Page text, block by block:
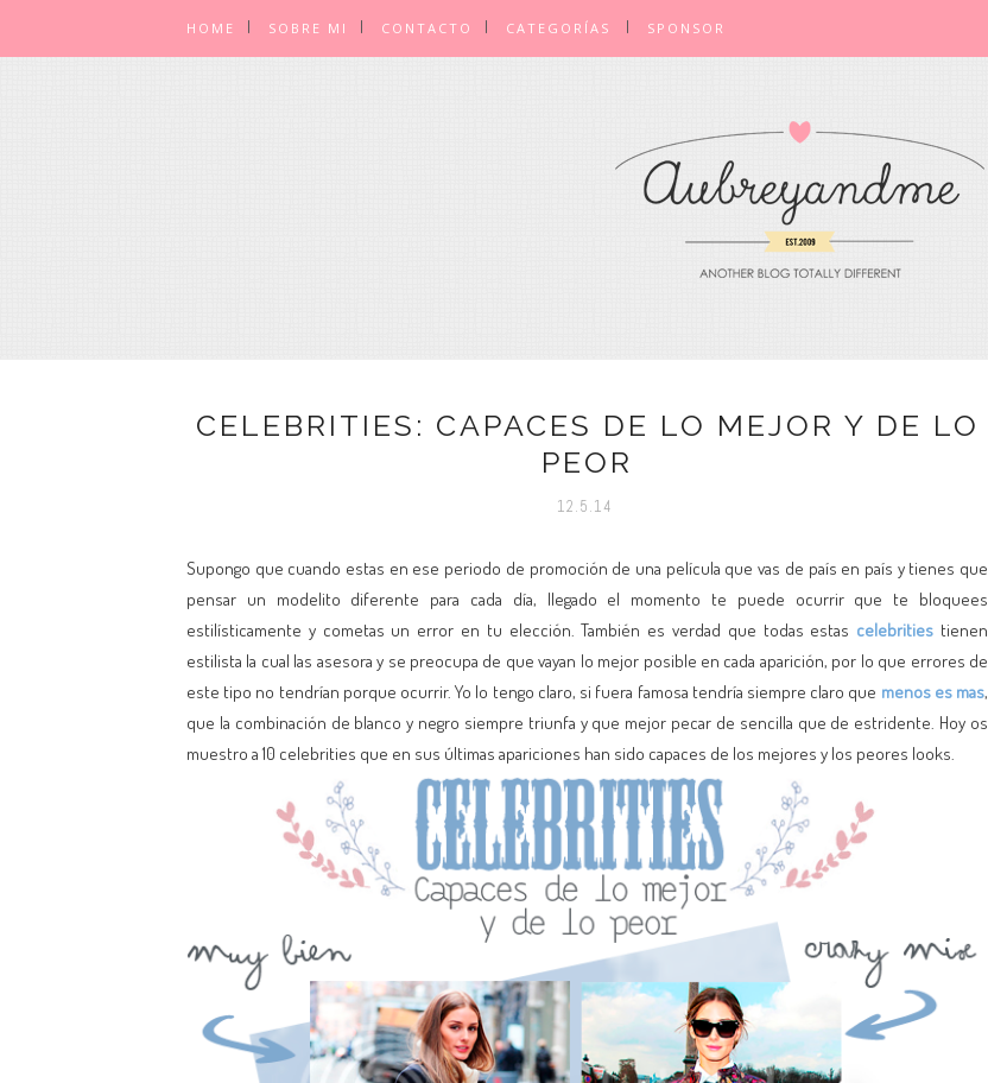
HOME SOBRE MI CONTACTO CATEGORÍAS SPONSOR
CELEBRITIES: CAPACES DE LO MEJOR Y DE LO
PEOR
12.5.14
Supongo que cuando estas en ese periodo de promoción de una película que vas de país en país y tienes que
pensar un modelito diferente para cada día, llegado el momento te puede ocurrir que te bloquees
estilísticamente y cometas un error en tu elección. También es verdad que todas estas celebrities tienen
estilista la cual las asesora y se preocupa de que vayan lo mejor posible en cada aparición, por lo que errores de
este tipo no tendrían porque ocurrir. Yo lo tengo claro, si fuera famosa tendría siempre claro que menos es mas,
que la combinación de blanco y negro siempre triunfa y que mejor pecar de sencilla que de estridente. Hoy os
muestro a 10 celebrities que en sus últimas apariciones han sido capaces de los mejores y los peores looks.